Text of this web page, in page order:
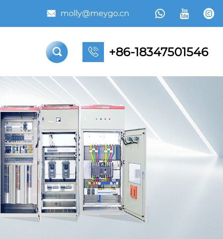
 molly@meygo.cn   
  +86-18347501546